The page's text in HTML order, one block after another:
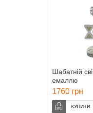
Шабатній
емаллю
1760 грн